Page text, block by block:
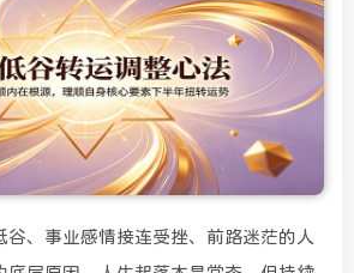
谷、事业感情接连受挫、前路迷茫的人